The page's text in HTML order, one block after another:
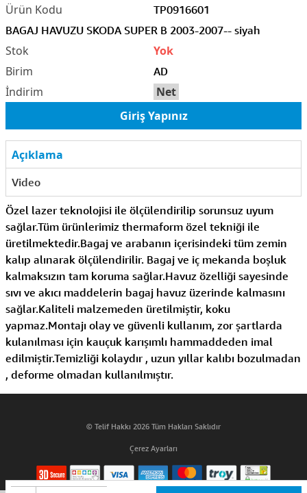
TP0916601
BAGAJ HAVUZU SKODA SUPER B 2003-2007-- siyah
AD
Net
Yok
Giriş Yapınız
Açıklama
Video
Özel lazer teknolojisi ile ölçülendirilip sorunsuz uyum
sağlar.Tüm ürünlerimiz thermaform özel tekniği ile
üretilmektedir.Bagaj ve arabanın içerisindeki tüm zemin
kalıp alınarak ölçülendirilir. Bagaj ve iç mekanda boşluk
kalmaksızın tam koruma sağlar.Havuz özelliği sayesinde
sıvı ve akıcı maddelerin bagaj havuz üzerinde kalmasını
sağlar.Kaliteli malzemeden üretilmiştir, koku
yapmaz.Montajı olay ve güvenli kullanım, zor şartlarda
kulanılması için kauçuk karışımlı hammaddeden imal
edilmiştir.Temizliği kolaydır , uzun yıllar kalıbı bozulmadan
, deforme olmadan kullanılmıştır.
© Telif Hakkı 2026 Tüm Hakları Saklıdır
Çerez Ayarları